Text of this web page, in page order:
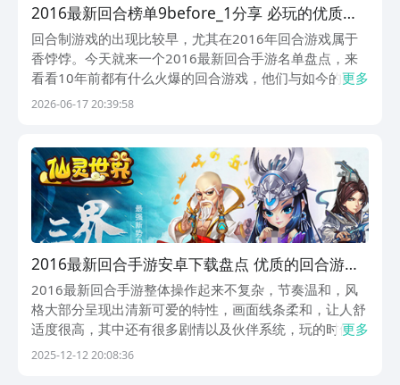
2016最新回合榜单9before_1分享 必玩的优质回
合游戏名单有哪几款
回合制游戏的出现比较早，尤其在2016年回合游戏属于
香饽饽。今天就来一个2016最新回合手游名单盘点，来
看看10年前都有什么火爆的回合游戏，他们与如今的回合
游戏又有哪些区别？大家可以直接去九游，搜这些游戏就
更多
2026-06-17 20:39:58
2016最新回合手游安卓下载盘点 优质的回合游戏
手机版指引
2016最新回合手游整体操作起来不复杂，节奏温和，风
格大部分呈现出清新可爱的特性，画面线条柔和，让人舒
适度很高，其中还有很多剧情以及伙伴系统，玩的时候又
可以感受到收集的快乐，也可以放松心情，休闲自在，这
更多
2025-12-12 20:08:36